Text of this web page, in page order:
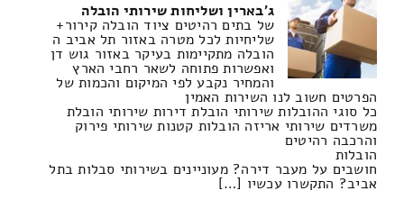
ג'בארין ושליחות שירותי הובלה
של בתים רהיטים ציוד הובלה קירור+
שליחיות לכל מטרה באזור תל אביב ה
הובלה מתקיימות בעיקר באזור גוש דן
ואפשרות פתוחה לשאר רחבי הארץ
והמחיר נקבע לפי המיקום והכמות של
הפרטים חשוב לנו השירות האמין
כל סוגי ההובלות שירותי הובלת דירות שירותי הובלת
משרדים שירותי אריזה הובלות קטנות שירותי פירוק
והרכבה רהיטים
הובלות
חושבים על מעבר דירה? מעוניינים בשירותי סבלות בתל
אביב? התקשרו עכשיו […]